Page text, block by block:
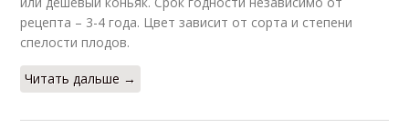
рецепта – 3-4 года. Цвет зависит от сорта и степени
спелости плодов.
Читать дальше →